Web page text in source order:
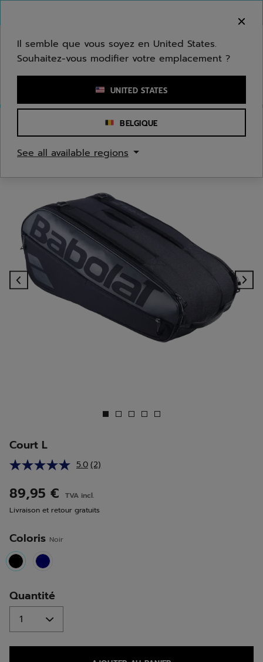
Saisir un mot clé ou un numéro d'article
Previous
Court L
5.0 Lire
Lien
sur
la
(2)
89,95 €
TVA incl.
Livraison et retour gratuits
Coloris Noir
selected
Quantité
Il semble que vous soyez en United States.
Souhaitez-vous modifier votre emplacement ?
UNITED STATES
BELGIQUE
See all available regions